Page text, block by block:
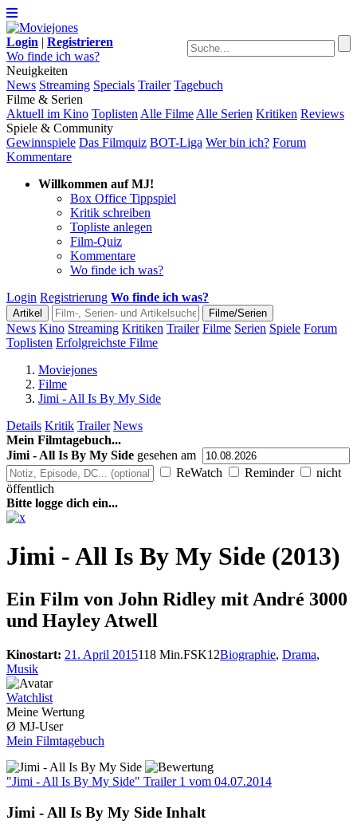
Login | Registrieren
Wo finde ich was?
Neuigkeiten
News Streaming Specials Trailer Tagebuch
Filme & Serien
Aktuell im Kino Toplisten Alle Filme Alle Serien Kritiken Reviews
Spiele & Community
Gewinnspiele Das Filmquiz BOT-Liga Wer bin ich? Forum
Kommentare
Willkommen auf MJ!
Box Office Tippspiel
Kritik schreiben
Topliste anlegen
Film-Quiz
Kommentare
Wo finde ich was?
Login Registrierung Wo finde ich was?
News Kino Streaming Kritiken Trailer Filme Serien Spiele Forum
Toplisten Erfolgreichste Filme
Moviejones
Filme
Jimi - All Is By My Side
Details Kritik Trailer News
Mein Filmtagebuch...
Jimi - All Is By My Side gesehen am
ReWatch
Reminder
nicht
öffentlich
Bitte logge dich ein...
Jimi - All Is By My Side (2013)
Ein Film von John Ridley mit André 3000
und Hayley Atwell
Kinostart: 21. April 2015118 Min.FSK12Biographie, Drama,
Musik
Watchlist
Meine Wertung
Ø MJ-User
Mein Filmtagebuch
"Jimi - All Is By My Side" Trailer 1 vom 04.07.2014
Jimi - All Is By My Side Inhalt